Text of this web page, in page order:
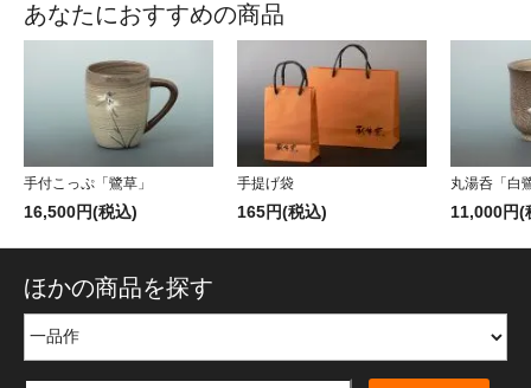
あなたにおすすめの商品
手付こっぷ「鷺草」
16,500円(税込)
手提げ袋
165円(税込)
丸湯呑「白
11,000円(
ほかの商品を探す